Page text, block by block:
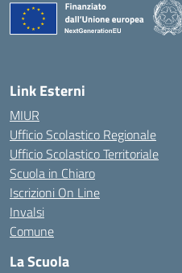
Link Esterni
MIUR
Ufficio Scolastico Regionale
Ufficio Scolastico Territoriale
Scuola in Chiaro
Iscrizioni On Line
Invalsi
Comune
La Scuola